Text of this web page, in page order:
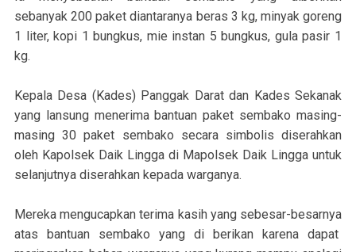
sebanyak 200 paket diantaranya beras 3 kg, minyak goreng
1 liter, kopi 1 bungkus, mie instan 5 bungkus, gula pasir 1
kg.
Kepala Desa (Kades) Panggak Darat dan Kades Sekanak
yang lansung menerima bantuan paket sembako masing-
masing 30 paket sembako secara simbolis diserahkan
oleh Kapolsek Daik Lingga di Mapolsek Daik Lingga untuk
selanjutnya diserahkan kepada warganya.
Mereka mengucapkan terima kasih yang sebesar-besarnya
atas bantuan sembako yang di berikan karena dapat